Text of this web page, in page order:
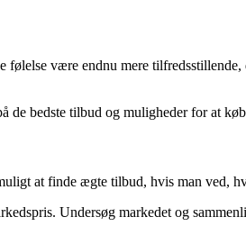
være endnu mere
de bedste tilbud og muligheder for at
at finde ægte tilbud, hvis man ved,
Undersøg markedet og